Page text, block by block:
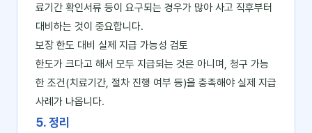
료기간 확인서류 등이 요구되는 경우가 많아 사고 직후부터
대비하는 것이 중요합니다.
보장 한도 대비 실제 지급 가능성 검토
한도가 크다고 해서 모두 지급되는 것은 아니며, 청구 가능
한 조건(치료기간, 절차 진행 여부 등)을 충족해야 실제 지급
사례가 나옵니다.
5. 정리